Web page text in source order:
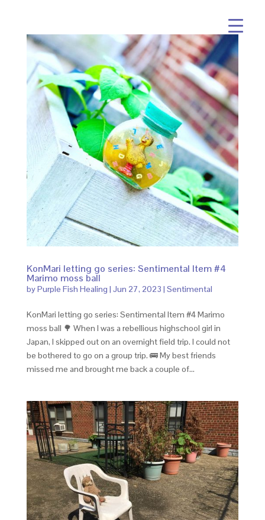
KonMari letting go series: Sentimental Item #4
Marimo moss ball
byPurple Fish Healing | Jun 27, 2023 | Sentimental
KonMari letting go series: Sentimental Item #4 Marimo
moss ball 🌳 When I was a rebellious highschool girl in
Japan, I skipped out on an overnight field trip. I could not
be bothered to go on a group trip. 🚌 My best friends
missed me and brought me back a couple of...